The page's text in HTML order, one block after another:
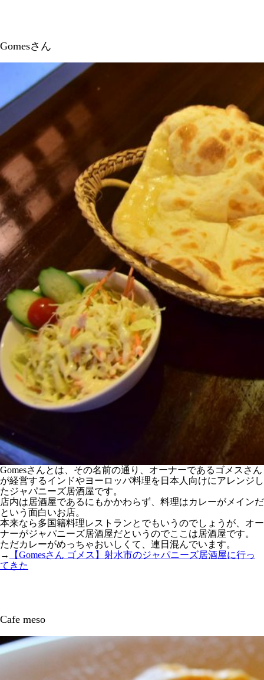
Gomesさん
Gomesさんとは、その名前の通り、オーナーであるゴメスさん
が経営するインドやヨーロッパ料理を日本人向けにアレンジし
たジャパニーズ居酒屋です。
店内は居酒屋であるにもかかわらず、料理はカレーがメインだ
という面白いお店。
本来なら多国籍料理レストランとでもいうのでしょうが、オー
ナーがジャパニーズ居酒屋だというのでここは居酒屋です。
ただカレーがめっちゃおいしくて、連日混んでいます。
→
【Gomesさん ゴメス】射水市のジャパニーズ居酒屋に行っ
てきた
Cafe meso